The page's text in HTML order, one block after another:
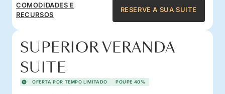
COMODIDADES E
RECURSOS
RESERVE A SUA SUITE
SUPERIOR VERANDA
SUITE
OFERTA POR TEMPO LIMITADO POUPE 40%